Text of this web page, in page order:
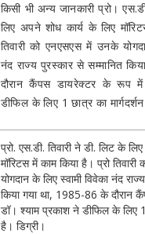
किसी भी अन्य जानकारी प्रो।
लिए अपने शोध कार्य के लिए
तिवारी को एनएसएस में उनके
नंद राज्य पुरस्कार से सम्मानित
दौरान कैंपस डायरेक्टर के रूप
डीफिल के लिए 1 छात्र का
प्रो. एस.डी. तिवारी ने डी. लिट के
मॉरिटस में काम किया है। प्रो
योगदान के लिए स्वामी विवेका नंद
किया गया था, 1985-86 के दौरान
डॉ। श्याम प्रकाश ने डीफिल के लिए 1
है। डिग्री।